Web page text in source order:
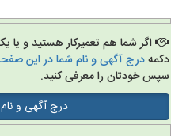
اگر شما هم تعمیرکار هستید و یا یک
درج آگهی و نام شما در این صفحه
خودتان را معرفی کنید.
درج آگهی و